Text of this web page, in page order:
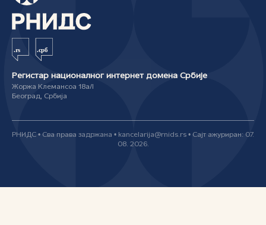
Регистар националног интернет домена Србије
Жоржа Клемансоа 18а/I
Београд, Србија
РНИДС • Сва права задржана • kancelarija@rnids.rs • Сајт ажуриран: 07.
08. 2026.